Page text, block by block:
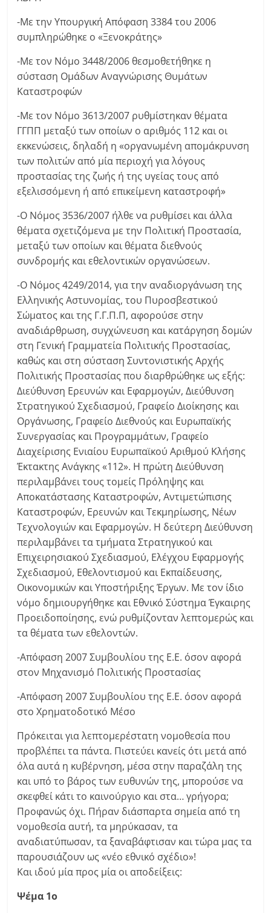
-Με την Υπουργική Απόφαση 3384 του 2006
συμπληρώθηκε ο «Ξενοκράτης»
-Με τον Νόμο 3448/2006 θεσμοθετήθηκε η
σύσταση Ομάδων Αναγνώρισης Θυμάτων
Καταστροφών
-Με τον Νόμο 3613/2007 ρυθμίστηκαν θέματα
ΓΓΠΠ μεταξύ των οποίων ο αριθμός 112 και οι
εκκενώσεις, δηλαδή η «οργανωμένη απομάκρυνση
των πολιτών από μία περιοχή για λόγους
προστασίας της ζωής ή της υγείας τους από
εξελισσόμενη ή από επικείμενη καταστροφή»
-Ο Νόμος 3536/2007 ήλθε να ρυθμίσει και άλλα
θέματα σχετιζόμενα με την Πολιτική Προστασία,
μεταξύ των οποίων και θέματα διεθνούς
συνδρομής και εθελοντικών οργανώσεων.
-Ο Νόμος 4249/2014, για την αναδιοργάνωση της
Ελληνικής Αστυνομίας, του Πυροσβεστικού
Σώματος και της Γ.Γ.Π.Π, αφορούσε στην
αναδιάρθρωση, συγχώνευση και κατάργηση δομών
στη Γενική Γραμματεία Πολιτικής Προστασίας,
καθώς και στη σύσταση Συντονιστικής Αρχής
Πολιτικής Προστασίας που διαρθρώθηκε ως εξής:
Διεύθυνση Ερευνών και Εφαρμογών, Διεύθυνση
Στρατηγικού Σχεδιασμού, Γραφείο Διοίκησης και
Οργάνωσης, Γραφείο Διεθνούς και Ευρωπαϊκής
Συνεργασίας και Προγραμμάτων, Γραφείο
Διαχείρισης Ενιαίου Ευρωπαϊκού Αριθμού Κλήσης
Έκτακτης Ανάγκης «112». Η πρώτη Διεύθυνση
περιλαμβάνει τους τομείς Πρόληψης και
Αποκατάστασης Καταστροφών, Αντιμετώπισης
Καταστροφών, Ερευνών και Τεκμηρίωσης, Νέων
Τεχνολογιών και Εφαρμογών. Η δεύτερη Διεύθυνση
περιλαμβάνει τα τμήματα Στρατηγικού και
Επιχειρησιακού Σχεδιασμού, Ελέγχου Εφαρμογής
Σχεδιασμού, Εθελοντισμού και Εκπαίδευσης,
Οικονομικών και Υποστήριξης Έργων. Με τον ίδιο
νόμο δημιουργήθηκε και Εθνικό Σύστημα Έγκαιρης
Προειδοποίησης, ενώ ρυθμίζονταν λεπτομερώς και
τα θέματα των εθελοντών.
-Απόφαση 2007 Συμβουλίου της Ε.Ε. όσον αφορά
στον Μηχανισμό Πολιτικής Προστασίας
-Απόφαση 2007 Συμβουλίου της Ε.Ε. όσον αφορά
στο Χρηματοδοτικό Μέσο
Πρόκειται για λεπτομερέστατη νομοθεσία που
προβλέπει τα πάντα. Πιστεύει κανείς ότι μετά από
όλα αυτά η κυβέρνηση, μέσα στην παραζάλη της
και υπό το βάρος των ευθυνών της, μπορούσε να
σκεφθεί κάτι το καινούργιο και στα… γρήγορα;
Προφανώς όχι. Πήραν διάσπαρτα σημεία από τη
νομοθεσία αυτή, τα μηρύκασαν, τα
αναδιατύπωσαν, τα ξαναβάφτισαν και τώρα μας τα
παρουσιάζουν ως «νέο εθνικό σχέδιο»!
Και ιδού μία προς μία οι αποδείξεις:
Ψέμα 1ο